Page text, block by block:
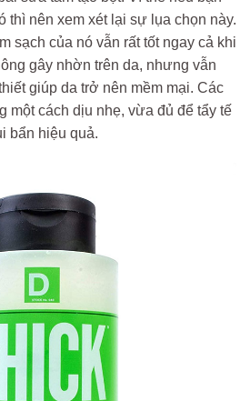
thì nên xem xét lại sự lụa chọn này.
sạch của nó vẫn rất tốt ngay cả khi
gây nhờn trên da, nhưng vẫn
giúp da trở nên mềm mại. Các
một cách dịu nhẹ, vừa đủ để tẩy tế
bẩn hiệu quả.